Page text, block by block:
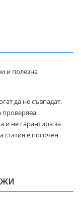
и полезна
да не съвпадат.
проверява
и не гарантира за
статия е посочен